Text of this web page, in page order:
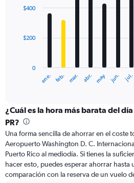
with
12
The
categories.
Range:
12
categories.
The
chart
has
1
ene. feb. mar. abr. may. jun. jul.
0
$200
$400
¿Cuál es la hora más barata del
PR?
Una forma sencilla de ahorrar en el coste
Aeropuerto Washington D. C.
Puerto Rico al mediodía. Si tienes la
hacer esto, puedes esperar ahorrar hasta
comparación con la reserva de un vuelo